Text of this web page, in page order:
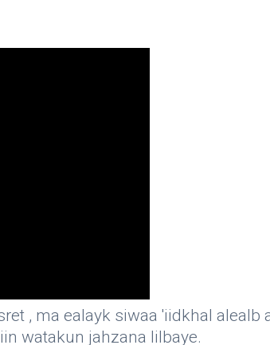
, ma ealayk siwaa 'iidkhal alealb
watakun jahzana lilbaye.